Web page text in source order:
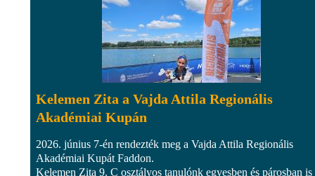
Kelemen Zita a Vajda Attila Regionális
Akadémiai Kupán
2026. június 7-én rendezték meg a Vajda Attila Regionális
Akadémiai Kupát Faddon.
Kelemen Zita 9. C osztályos tanulónk egyesben és párosban is